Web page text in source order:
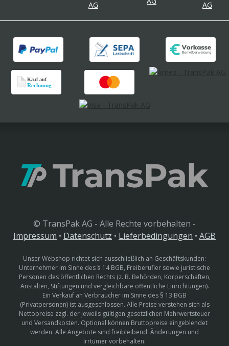
© TransPak AG - Alle Rechte vorbehalten -
Impressum • Datenschutz • Lieferbedingungen • AGB
Unser Webshop richtet sich ausschließlich an Geschäftskunden:
Unternehmer im Sinne des § 14 BGB, Freiberufler sowie juristische
Personen des öffentlichen Rechts (z. B. Behörden, Körperschaften,
Anstalten, Stiftungen und vergleichbare öffentliche Einrichtungen).
Ein Verkauf an Verbraucher im Sinne des § 13 BGB
(Privatpersonen) ist ausgeschlossen. Alle Preise verstehen sich als
Nettopreise zzgl. der jeweils gültigen gesetzlichen Mehrwertsteuer
und Versandkosten. Optional können Bruttopreise eingeblendet
werden. Alle Angebote sind freibleibend. Änderungen und
Irrtümer vorbehalten.